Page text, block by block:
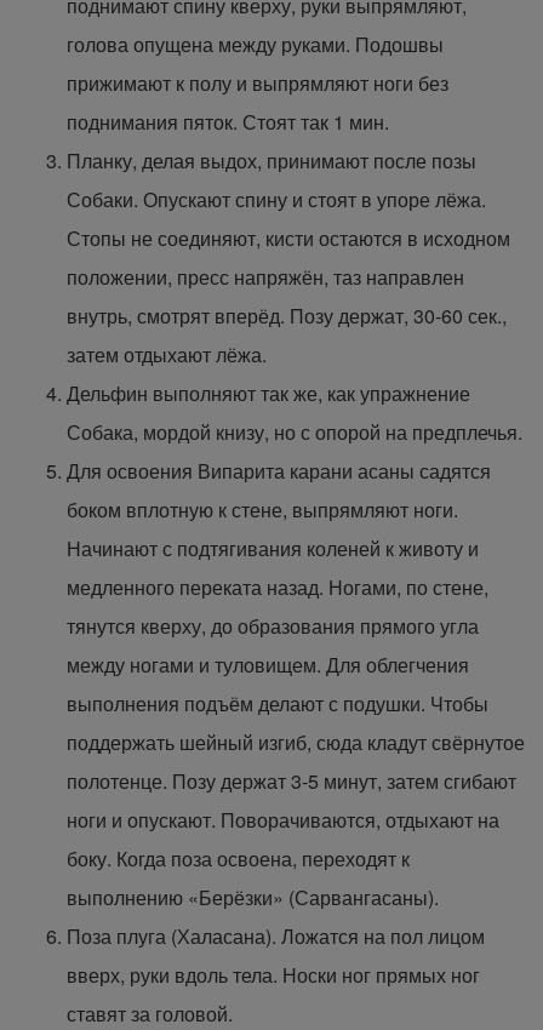
голова опущена между руками. Подошвы
прижимают к полу и выпрямляют ноги без
поднимания пяток. Стоят так 1 мин.
Планку, делая выдох, принимают после позы
Собаки. Опускают спину и стоят в упоре лёжа.
Стопы не соединяют, кисти остаются в исходном
положении, пресс напряжён, таз направлен
внутрь, смотрят вперёд. Позу держат, 30-60 сек.,
затем отдыхают лёжа.
Дельфин выполняют так же, как упражнение
Собака, мордой книзу, но с опорой на предплечья.
Для освоения Випарита карани асаны садятся
боком вплотную к стене, выпрямляют ноги.
Начинают с подтягивания коленей к животу и
медленного переката назад. Ногами, по стене,
тянутся кверху, до образования прямого угла
между ногами и туловищем. Для облегчения
выполнения подъём делают с подушки. Чтобы
поддержать шейный изгиб, сюда кладут свёрнутое
полотенце. Позу держат 3-5 минут, затем сгибают
ноги и опускают. Поворачиваются, отдыхают на
боку. Когда поза освоена, переходят к
выполнению «Берёзки» (Сарвангасаны).
Поза плуга (Халасана). Ложатся на пол лицом
вверх, руки вдоль тела. Носки ног прямых ног
ставят за головой.